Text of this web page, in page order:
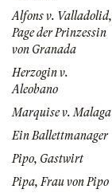
Alfons v. Valladolid,
Page der Prinzessin
von Granada
Herzogin v.
Aleobano
Marquise v. Malaga
Ein Ballettmanager
Pipo, Gastwirt
Pipa, Frau von Pipo